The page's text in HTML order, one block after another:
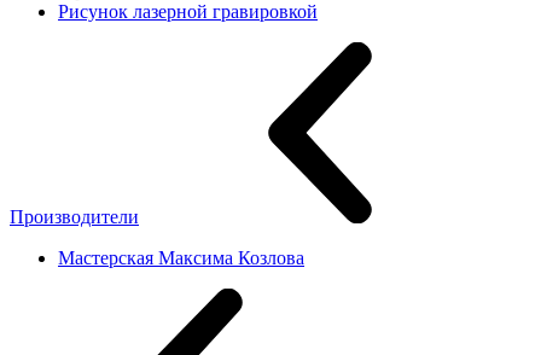
Рисунок лазерной гравировкой
Производители
Мастерская Максима Козлова